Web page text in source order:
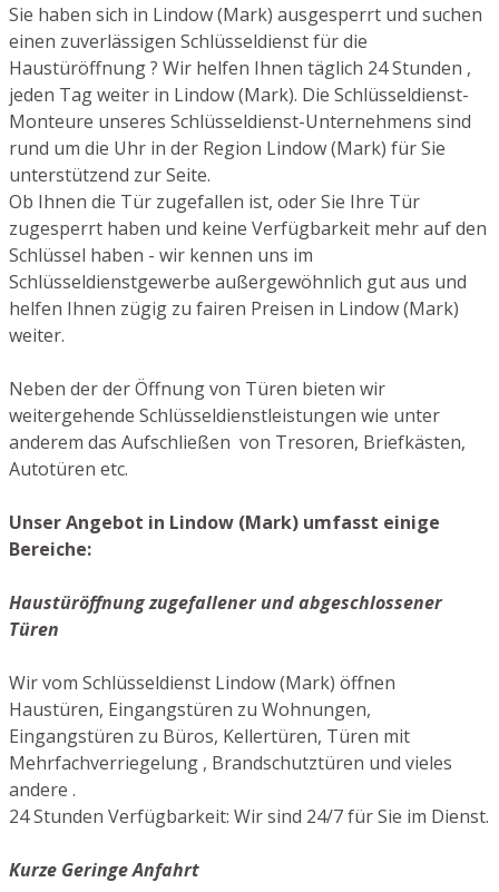
Sie haben sich in Lindow (Mark) ausgesperrt und suchen
einen zuverlässigen Schlüsseldienst für die
Haustüröffnung ? Wir helfen Ihnen täglich 24 Stunden ,
jeden Tag weiter in Lindow (Mark). Die Schlüsseldienst-
Monteure unseres Schlüsseldienst-Unternehmens sind
rund um die Uhr in der Region Lindow (Mark) für Sie
unterstützend zur Seite.
Ob Ihnen die Tür zugefallen ist, oder Sie Ihre Tür
zugesperrt haben und keine Verfügbarkeit mehr auf den
Schlüssel haben - wir kennen uns im
Schlüsseldienstgewerbe außergewöhnlich gut aus und
helfen Ihnen zügig zu fairen Preisen in Lindow (Mark)
weiter.
Neben der der Öffnung von Türen bieten wir
weitergehende Schlüsseldienstleistungen wie unter
anderem das Aufschließen von Tresoren, Briefkästen,
Autotüren etc.
Unser Angebot in Lindow (Mark) umfasst einige
Bereiche:
Haustüröffnung zugefallener und abgeschlossener
Türen
Wir vom Schlüsseldienst Lindow (Mark) öffnen
Haustüren, Eingangstüren zu Wohnungen,
Eingangstüren zu Büros, Kellertüren, Türen mit
Mehrfachverriegelung , Brandschutztüren und vieles
andere .
24 Stunden Verfügbarkeit: Wir sind 24/7 für Sie im Dienst.
Kurze Geringe Anfahrt